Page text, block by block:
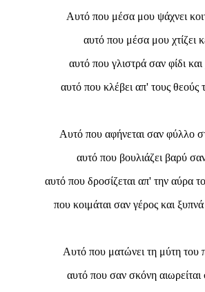
Αυτό που μέσα μου ψάχνει
αυτό που μέσα μου χτίζει
αυτό που γλιστρά σαν φίδι και
αυτό που κλέβει απ' τους θεούς
Αυτό που αφήνεται σαν φύλλο
αυτό που βουλιάζει βαρύ
αυτό που δροσίζεται απ' την αύρα
που κοιμάται σαν γέρος και
Αυτό που ματώνει τη μύτη του
αυτό που σαν σκόνη